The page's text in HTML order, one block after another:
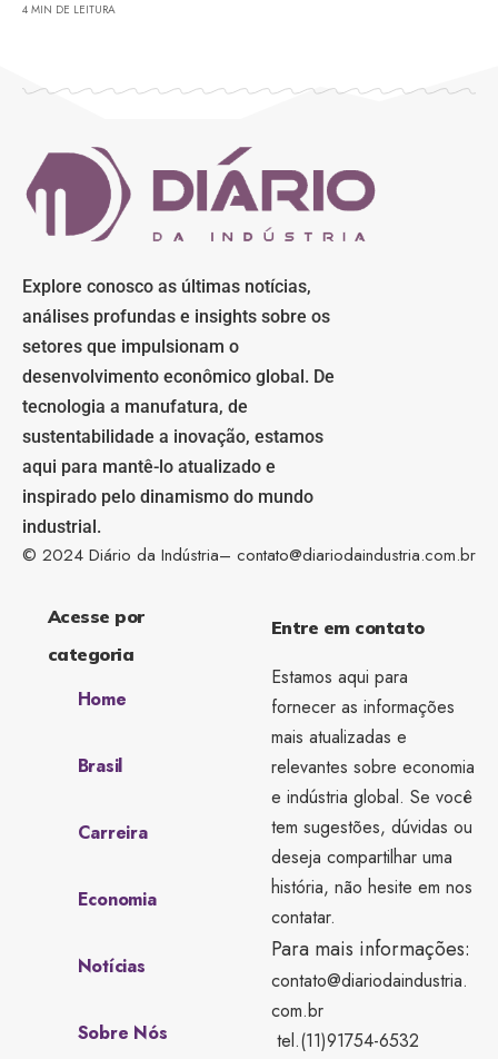
4 MIN DE LEITURA
Explore conosco as últimas notícias,
análises profundas e insights sobre os
setores que impulsionam o
desenvolvimento econômico global. De
tecnologia a manufatura, de
sustentabilidade a inovação, estamos
aqui para mantê-lo atualizado e
inspirado pelo dinamismo do mundo
industrial.
© 2024 Diário da Indústria– contato@diariodaindustria.com.br
Acesse por
categoria
Home
Brasil
Carreira
Economia
Notícias
Sobre Nós
Entre em contato
Estamos aqui para
fornecer as informações
mais atualizadas e
relevantes sobre economia
e indústria global. Se você
tem sugestões, dúvidas ou
deseja compartilhar uma
história, não hesite em nos
contatar.
Para mais informações:
contato@diariodaindustria.
com.br
tel.(11)91754-6532